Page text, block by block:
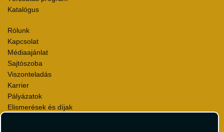
Katalógus
Rólunk
Kapcsolat
Médiaajánlat
Sajtószoba
Viszonteladás
Karrier
Pályázatok
Elismerések és díjak